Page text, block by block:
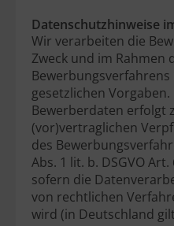
Datenschutzhinweise
Wir verarbeiten die
Zweck und im Rahmen
gesetzlichen
Bewerberdaten erfolgt
(vor)vertraglichen
des
Abs. 1 lit. b. DSGVO Art.
sofern die
von rechtlichen
wird (in Deutschland